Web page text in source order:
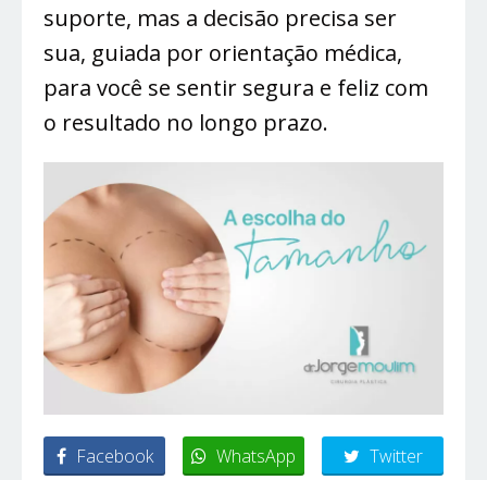
suporte, mas a decisão precisa ser
sua, guiada por orientação médica,
para você se sentir segura e feliz com
o resultado no longo prazo.
Facebook WhatsApp Twitter